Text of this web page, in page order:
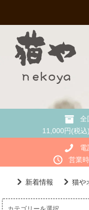
全
11,000円(税
電
営業
新着情報 猫や